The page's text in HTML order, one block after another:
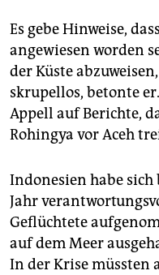
Es gebe Hinweise,
angewiesen worden
der Küste
skrupellos, betonte
Appell auf Berichte,
Rohingya vor Aceh
Indonesien habe
Jahr
Geflüchtete
auf dem Meer
In der Krise müssten